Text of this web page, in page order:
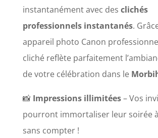
instantanément avec des clichés
professionnels instantanés.
appareil photo Canon
cliché reflète parfaitement
de votre célébration dans le
📸 Impressions illimitées– Vos
pourront immortaliser leur soirée à
sans compter !